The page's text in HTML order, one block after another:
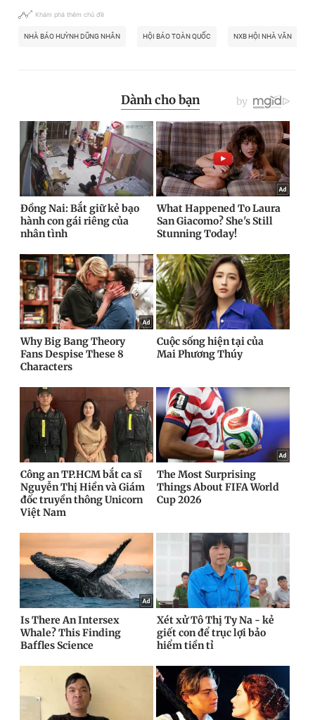
Khám phá thêm chủ đề
NHÀ BÁO HUỲNH DŨNG NHÂN HỘI BÁO TOÀN QUỐC NXB HỘI NHÀ VĂN